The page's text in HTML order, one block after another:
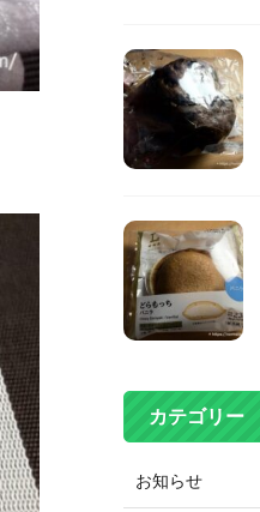
カテゴリー
お知らせ